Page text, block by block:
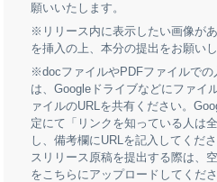
願いいたします。
※リリース内に表示したい画像が
を挿入の上、本分の提出をお願いし
※docファイルやPDFファイルでの
は、Googleドライブなどにファイ
ァイルのURLを共有ください。
定にて「リンクを知っている人は
し、備考欄にURLを記入してくだ
スリリース原稿を提出する際は、
をこちらにアップロードしてくださ